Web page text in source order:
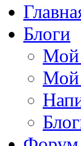
Блоги
Мой
Мой